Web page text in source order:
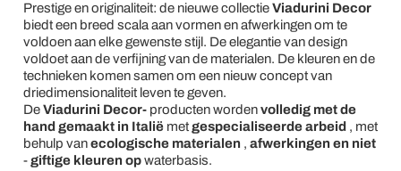
Prestige en originaliteit: de nieuwe collectieViadurini Decor
biedt een breed scala aan vormen en afwerkingen om te
voldoen aan elke gewenste stijl. De elegantie van design
voldoet aan de verfijning van de materialen. De kleuren en de
technieken komen samen om een ​​nieuw concept van
driedimensionaliteit leven te geven.
DeViadurini Decor-producten wordenvolledig met de
hand gemaakt in Italiëmetgespecialiseerde arbeid , met
behulp vanecologische materialen , afwerkingen en niet
-giftige kleuren opwaterbasis.